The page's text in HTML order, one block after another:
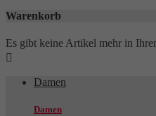
Warenkorb
Es gibt keine Artikel mehr in

Damen
Damen